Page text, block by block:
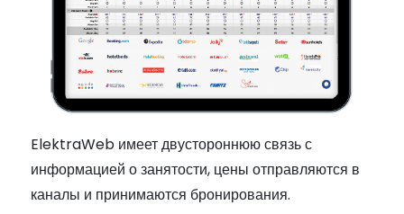
ElektraWeb имеет двустороннюю связь с
информацией о занятости, цены отправляются в
каналы и принимаются бронирования.